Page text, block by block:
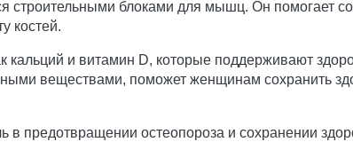
строительными блоками для мышц. Он помогает
костей.
и витамин D, которые поддерживают
веществами, поможет женщинам сохранить
предотвращении остеопороза и сохранении